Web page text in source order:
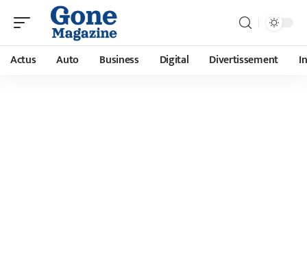
Actus Auto Business Digital Divertissement